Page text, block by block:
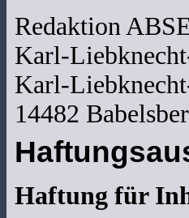
Redaktion
Karl-
Karl-
14482
Haftung für